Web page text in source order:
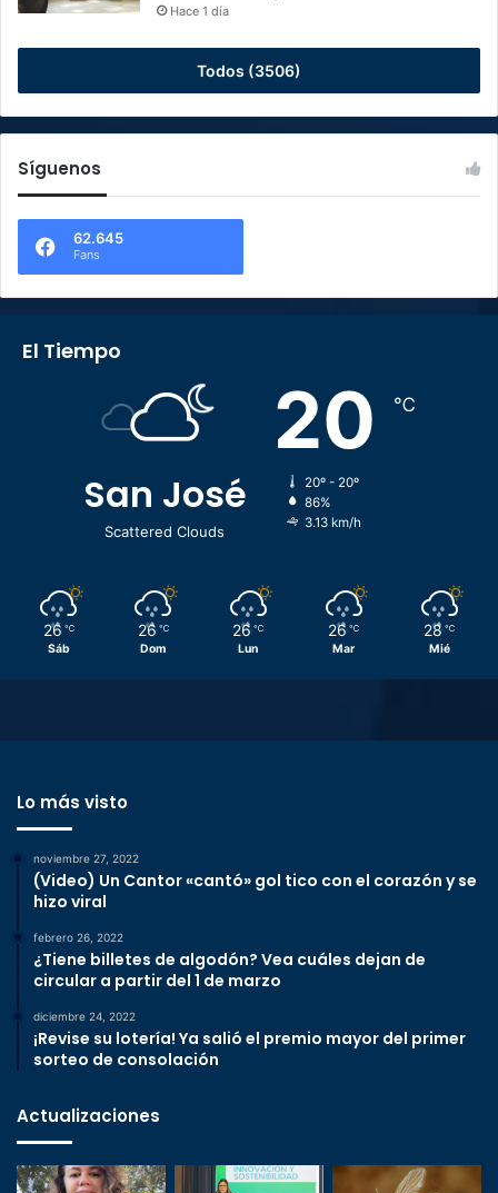
Hace 1 día
Todos (3506)
Síguenos
62.645
Fans
El Tiempo
San José
Scattered Clouds
20 ℃
20º - 20º
86%
3.13 km/h
26 ℃
Sáb
26 ℃
Dom
26 ℃
Lun
26 ℃
Mar
28 ℃
Mié
Lo más visto
noviembre 27, 2022
(Video) Un Cantor «cantó» gol tico con el corazón y se
hizo viral
febrero 26, 2022
¿Tiene billetes de algodón? Vea cuáles dejan de
circular a partir del 1 de marzo
diciembre 24, 2022
¡Revise su lotería! Ya salió el premio mayor del primer
sorteo de consolación
Actualizaciones